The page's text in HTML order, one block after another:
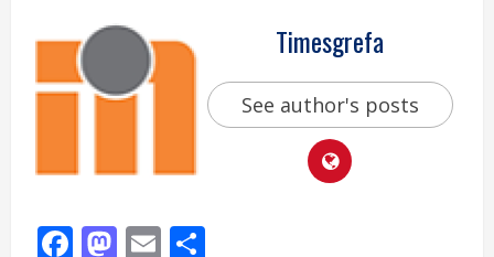
Timesgrefa
See author's posts
Facebook
Mastodon
Email